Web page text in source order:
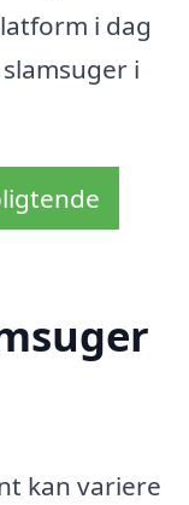
i dag
i
kan variere